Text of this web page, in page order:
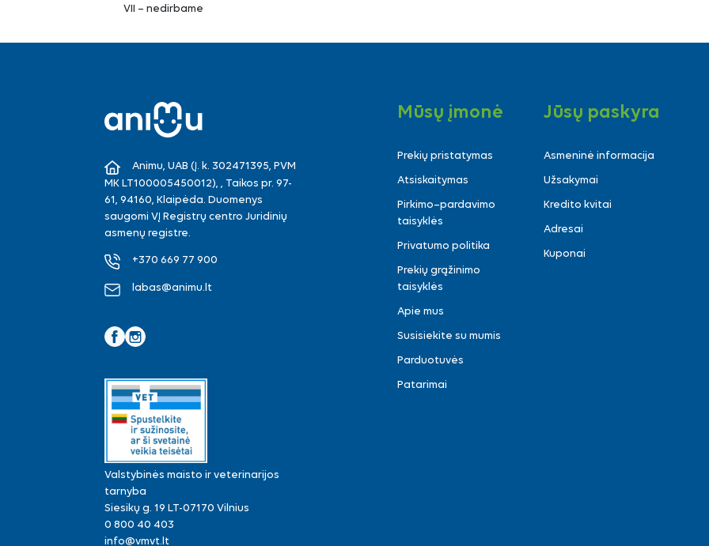
VII – nedirbame
Animu, UAB (Į. k. 302471395, PVM
MK LT100005450012), , Taikos pr. 97-
61, 94160, Klaipėda. Duomenys
saugomi VĮ Registrų centro Juridinių
asmenų registre.
+370 669 77 900
labas@animu.lt
Valstybinės maisto ir veterinarijos
tarnyba
Siesikų g. 19 LT-07170 Vilnius
0 800 40 403
info@vmvt.lt
Mūsų įmonė
Prekių pristatymas
Atsiskaitymas
Pirkimo–pardavimo
taisyklės
Privatumo politika
Prekių grąžinimo
taisyklės
Apie mus
Susisiekite su mumis
Parduotuvės
Patarimai
Jūsų paskyra
Asmeninė informacija
Užsakymai
Kredito kvitai
Adresai
Kuponai